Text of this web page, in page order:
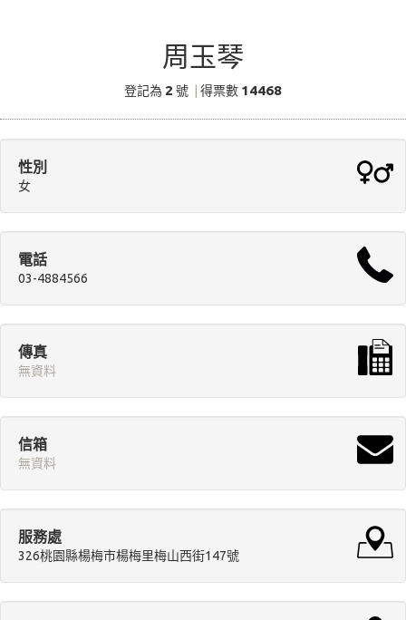
周玉琴
登記為 2 號 得票數 14468
性別
女
電話
03-4884566
傳真
無資料
信箱
無資料
服務處
326桃園縣楊梅市楊梅里梅山西街147號